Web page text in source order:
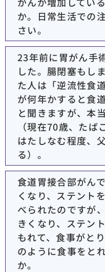
か。日常生活での
さい。
23年前に胃がん手
した。腸閉塞もし
た人は「逆流性食
が何年かすると食
と聞きますが、本
（現在70歳、た
はたしなむ程度、
る）。
食道胃接合部がん
くなり、ステント
べられたのですが
きくなり、ステン
もれて、食事がと
のように食事をと
か。